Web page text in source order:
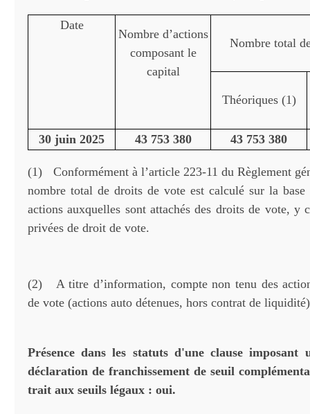
Date
Nombre d’actions
composant le
capital
Nombre total
Théoriques (1)
30 juin 2025 43 753 380 43 753 380
(1) Conformément à l’article 223-11 du Règlement
nombre total de droits de vote est calculé sur la base
actions auxquelles sont attachés des droits de vote, y
privées de droit de vote.
(2) A titre d’information, compte non tenu des
de vote (actions auto détenues, hors contrat de
Présence dans les statuts d'une clause imposant
déclaration de franchissement de seuil
trait aux seuils légaux : oui.